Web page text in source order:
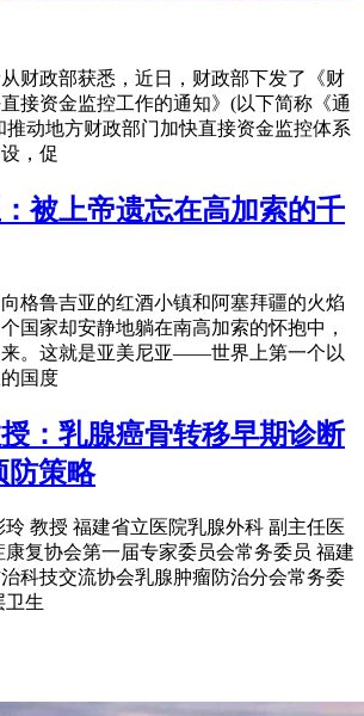
财政部获悉，近日，财政部下发了《财
接资金监控工作的通知》(以下简称《通
推动地方财政部门加快直接资金监控体系
，促
被上帝遗忘在高加索的千
格鲁吉亚的红酒小镇和阿塞拜疆的火焰
国家却安静地躺在南高加索的怀抱中，
。这就是亚美尼亚——世界上第一个以
国度
：乳腺癌骨转移早期诊断
防策略
教授 福建省立医院乳腺外科 副主任医
康复协会第一届专家委员会常务委员 福建
科技交流协会乳腺肿瘤防治分会常务委
卫生